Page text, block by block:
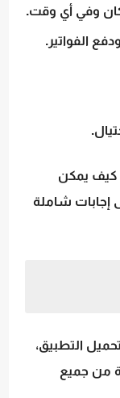
وفي أي وقت.
الفواتير.
كيف يمكن
شاملة
التطبيق،
من جميع